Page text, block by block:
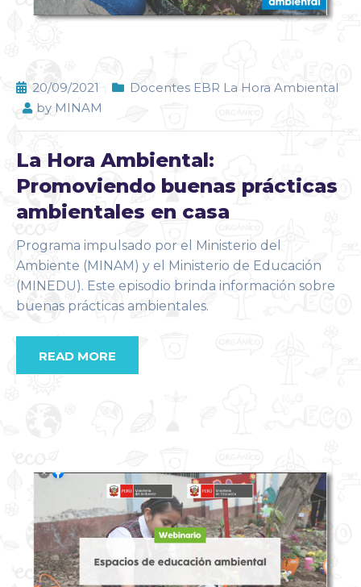
20/09/2021
Docentes EBR La Hora Ambiental
by MINAM
La Hora Ambiental:
Promoviendo buenas prácticas
ambientales en casa
Programa impulsado por el Ministerio del
Ambiente (MINAM) y el Ministerio de Educación
(MINEDU). Este episodio brinda información sobre
buenas prácticas ambientales.
READ MORE